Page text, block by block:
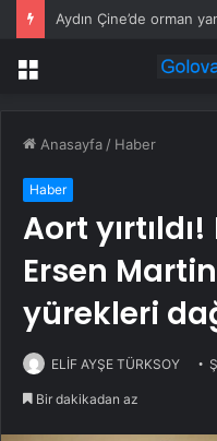
Menü
Anasayfa / Haber
Haber
Aort
Ersen
yürekleri
ELİF AYŞE TÜRKSOY
Bir dakikadan az